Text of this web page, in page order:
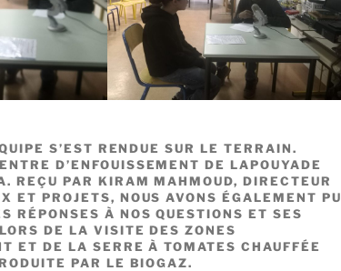
S’EST RENDUE SUR LE TERRAIN.
D’ENFOUISSEMENT DE LAPOUYADE
REÇU PAR KIRAM MAHMOUD, DIRECTEUR
ET PROJETS, NOUS AVONS ÉGALEMENT PU
RÉPONSES À NOS QUESTIONS ET SES
DE LA VISITE DES ZONES
ET DE LA SERRE À TOMATES CHAUFFÉE
PAR LE BIOGAZ.